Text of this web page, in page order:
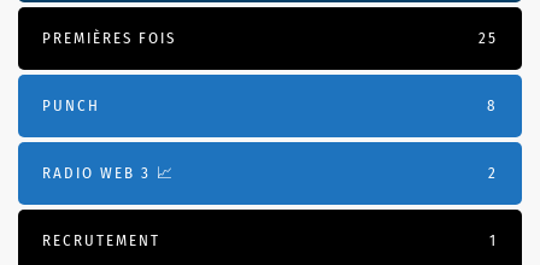
PREMIÈRES FOIS 25
PUNCH 8
RADIO WEB 3 📈 2
RECRUTEMENT 1